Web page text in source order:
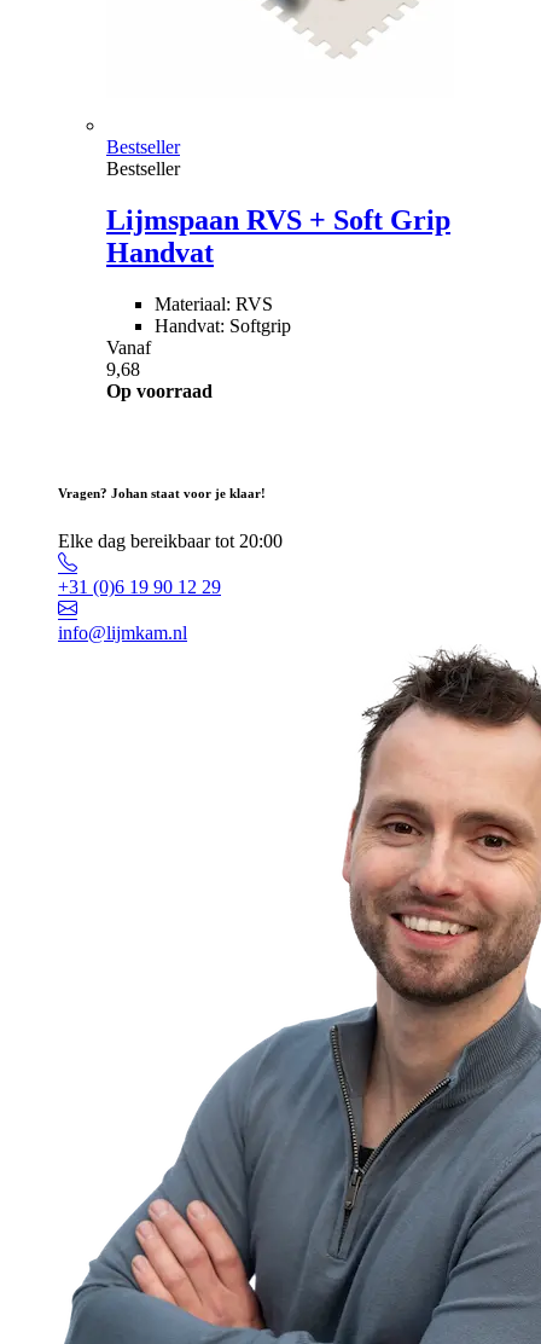
Bestseller
Bestseller
Lijmspaan RVS + Soft Grip
Handvat
Materiaal: RVS
Handvat: Softgrip
Vanaf
9,68
Op voorraad
Vragen? Johan staat voor je klaar!
Elke dag bereikbaar tot 20:00
+31 (0)6 19 90 12 29
info@lijmkam.nl